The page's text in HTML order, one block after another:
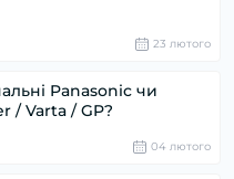
23 лютого
Panasonic чи
/ Varta / GP?
04 лютого